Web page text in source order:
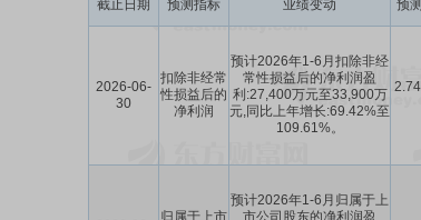
截止日期 预测指标 业绩变动 预
2026-06-
30
扣除非经常
性损益后的
净利润
预计2026年1-6月扣除非经
常性损益后的净利润盈
利:27,400万元至33,900万
元,同比上年增长:69.42%至
109.61%。
归属于上市
预计2026年1-6月归属于上
市公司股东的净利润盈